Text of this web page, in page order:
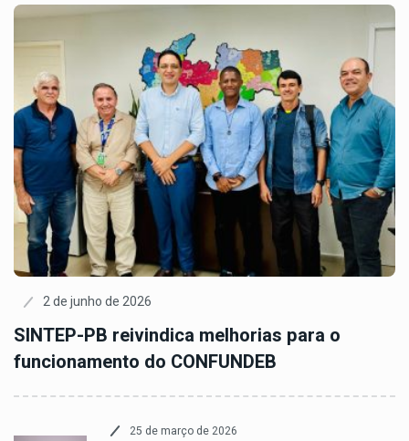
2 de junho de 2026
SINTEP-PB reivindica melhorias para o
funcionamento do CONFUNDEB
25 de março de 2026